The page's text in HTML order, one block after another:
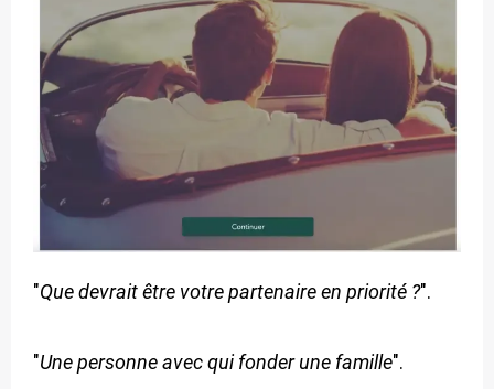
"Que devrait être votre partenaire en priorité ?".
"Une personne avec qui fonder une famille".